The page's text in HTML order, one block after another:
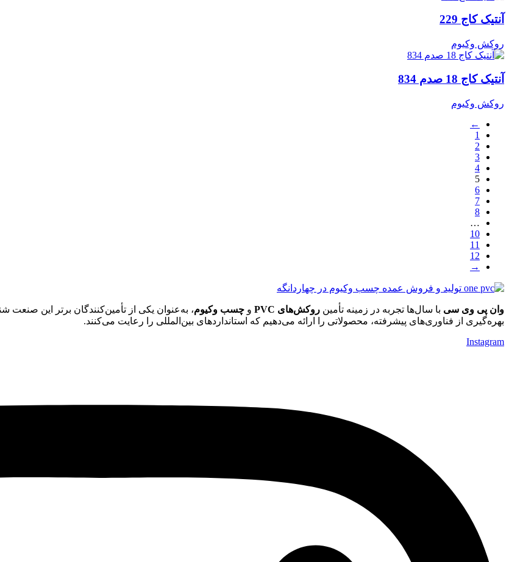
آنتیک کاج 229
روکش وکیوم
آنتیک کاج 18 صدم 834
روکش وکیوم
←
1
2
3
4
5
6
7
8
…
10
11
12
→
وان پی وی سی با سال‌ها تجربه در زمینه تأمین روکش‌های PVC و چسب وکیوم، به‌عنوان یکی از تأمین‌کنندگان برتر این صنعت
بهره‌گیری از فناوری‌های پیشرفته، محصولاتی را ارائه می‌دهیم که استانداردهای بین‌المللی را رعایت می‌کنند.
Instagram